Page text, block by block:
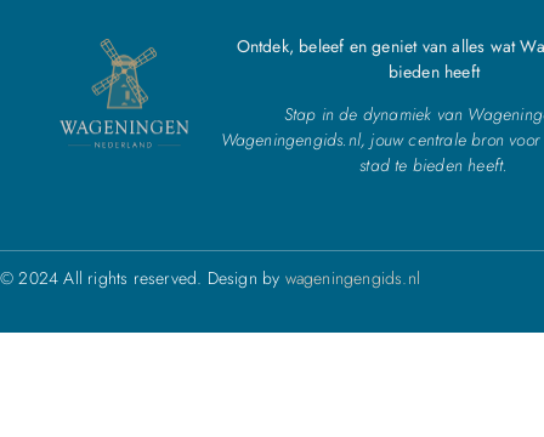
Ontdek, beleef en geniet van alles wat
bieden heeft
Stap in de dynamiek van
Wageningengids.nl, jouw centrale bron
stad te bieden heeft.
© 2024 All rights reserved. Design by wageningengids.nl